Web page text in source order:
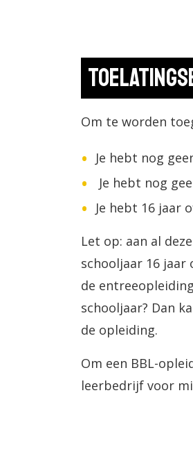
Om te worden
Je hebt nog
Je hebt nog
Je hebt 16 jaar
Let op: aan al
schooljaar 16
de
schooljaar? Dan
de opleiding.
Om een BBL-
leerbedrijf voor